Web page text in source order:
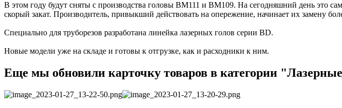
В этом году будут сняты с производства головы BM111 и BM109. На сегодняшний день это
скорый закат. Производитель, привыкший действовать на опережение, начинает их замену
Специально для труборезов разработана линейка лазерных голов серии BD.
Новые модели уже на складе и готовы к отгрузке, как и расходники к ним.
Еще мы обновили карточку товаров в категории